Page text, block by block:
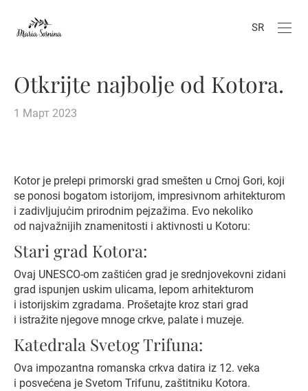
SR
Otkrijte najbolje od Kotora.
1 Март 2023
Kotor je prelepi primorski grad smešten u Crnoj Gori, koji
se ponosi bogatom istorijom, impresivnom arhitekturom
i zadivljujućim prirodnim pejzažima. Evo nekoliko
od najvažnijih znamenitosti i aktivnosti u Kotoru:
Stari grad Kotora:
Ovaj UNESCO-om zaštićen grad je srednjovekovni zidani
grad ispunjen uskim ulicama, lepom arhitekturom
i istorijskim zgradama. Prošetajte kroz stari grad
i istražite njegove mnoge crkve, palate i muzeje.
Katedrala Svetog Trifuna:
Ova impozantna romanska crkva datira iz 12. veka
i posvećena je Svetom Trifunu, zaštitniku Kotora.